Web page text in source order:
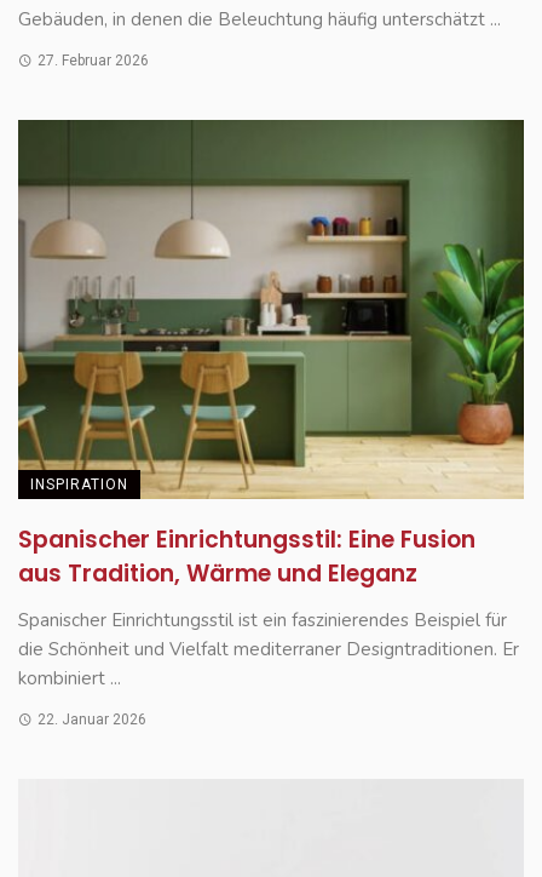
Gebäuden, in denen die Beleuchtung häufig unterschätzt ...
27. Februar 2026
INSPIRATION
Spanischer Einrichtungsstil: Eine Fusion
aus Tradition, Wärme und Eleganz
Spanischer Einrichtungsstil ist ein faszinierendes Beispiel für
die Schönheit und Vielfalt mediterraner Designtraditionen. Er
kombiniert ...
22. Januar 2026